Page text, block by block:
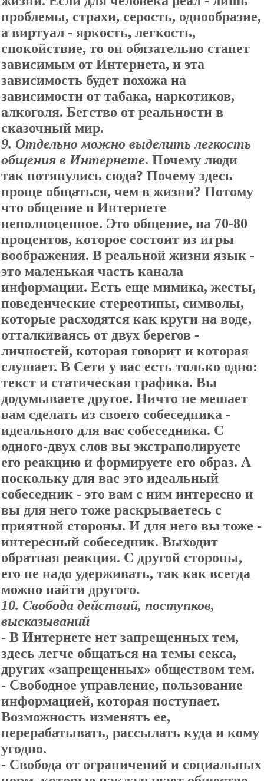
проблемы, страхи, серость, однообразие,
а виртуал - яркость, легкость,
спокойствие, то он обязательно станет
зависимым от Интернета, и эта
зависимость будет похожа на
зависимости от табака, наркотиков,
алкоголя. Бегство от реальности в
сказочный мир.
9. Отдельно можно выделить легкость
общения в Интернете. Почему люди
так потянулись сюда? Почему здесь
проще общаться, чем в жизни? Потому
что общение в Интернете
неполноценное. Это общение, на 70-80
процентов, которое состоит из игры
воображения. В реальной жизни язык -
это маленькая часть канала
информации. Есть еще мимика, жесты,
поведенческие стереотипы, символы,
которые расходятся как круги на воде,
отталкиваясь от двух берегов -
личностей, которая говорит и которая
слушает. В Сети у вас есть только одно:
текст и статическая графика. Вы
додумываете другое. Ничто не мешает
вам сделать из своего собеседника -
идеального для вас собеседника. С
одного-двух слов вы экстраполируете
его реакцию и формируете его образ. А
поскольку для вас это идеальный
собеседник - это вам с ним интересно и
вы для него тоже раскрываетесь с
приятной стороны. И для него вы тоже -
интересный собеседник. Выходит
обратная реакция. С другой стороны,
его не надо удерживать, так как всегда
можно найти другого.
10. Свобода действий, поступков,
высказываний
- В Интернете нет запрещенных тем,
здесь легче общаться на темы секса,
других «запрещенных» обществом тем.
- Свободное управление, пользование
информацией, которая поступает.
Возможность изменять ее,
перерабатывать, рассылать куда и кому
угодно.
- Свобода от ограничений и социальных